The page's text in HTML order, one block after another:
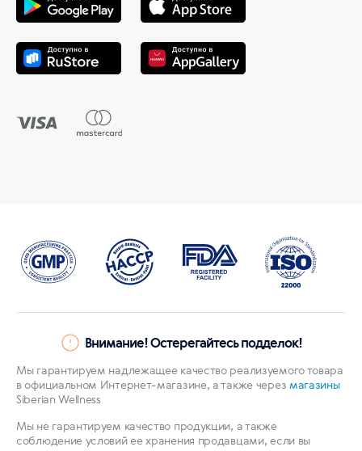
Внимание! Остерегайтесь подделок!
Мы гарантируем надлежащее качество реализуемого товара
в официальном Интернет-магазине, а также через магазины
Siberian Wellness
Мы не гарантируем качество продукции, а также
соблюдение условий ее хранения продавцами, если вы